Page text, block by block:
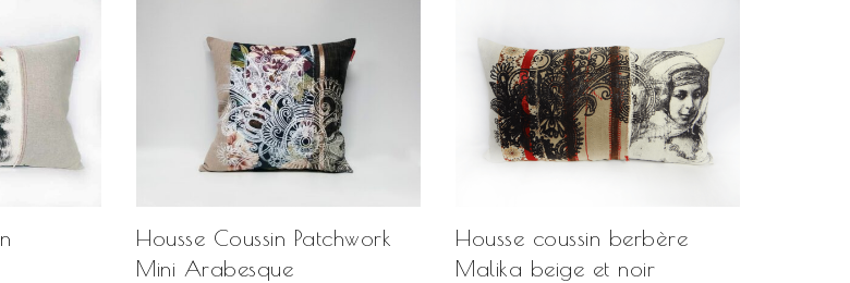
Housse Coussin Patchwork
Mini Arabesque
Housse coussin berbère
Malika beige et noir